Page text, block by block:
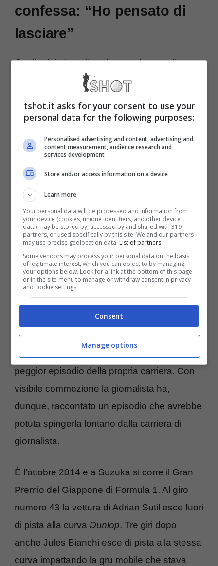
confessa: “Ho pensato di
lasciare”
Quello del giornalista è un ruolo complicato e
spesso sottovalutato. L’abilità nel saper
protagonisti e il racconto dei retroscena
sempre di facile gestione.
Di questo ha parlato la giornalista di
Sport
Federica
al podcast ‘Passa dalBSMT’ha rivelato uno
dei passaggi più complicati della sua intera
carriera da reporter.
Ad aprire un capitolo che laMasolinteneva
chiuso da tempo ci ha pensatoGianluca
, inventore e intervistatore del
podcast ‘Passa dal BSMT’, il quale ha
chiesto alla
peggior episodio della propria carriera. Con
visibile commozione la giornalista ha,
dunque, raccontato un episodio che avrebbe
potuta spingerla lontano dalla carriera di
giornalista.
È l’ottobre 2014 e a Suzuka si corre il Gran
Premio del Giappone di Formula 1. Al giro
numero 43 la vettura di Adrian Sutil esce fuori
di pista alla curva Dunlop. Tre giri dopo
anche Jules Bianchi esce di pista alla stessa
curva impattando la gru mobile che stava
tshot.it asks for your consent to use your
personal data for the following purposes:
Personalised advertising and content, advertising and
content measurement, audience research and
services development
Store and/or access information on a device
Learn more
Your personal data will be processed and information from
your device (cookies, unique identifiers, and other device
data) may be stored by, accessed by and shared with 319
partners, or used specifically by this site. We and our partners
may use precise geolocation data. List of partners.
Some vendors may process your personal data on the basis
of legitimate interest, which you can object to by managing
your options below. Look for a link at the bottom of this page
or in the site menu to manage or withdraw consent in privacy
and cookie settings.
Consent
Manage options